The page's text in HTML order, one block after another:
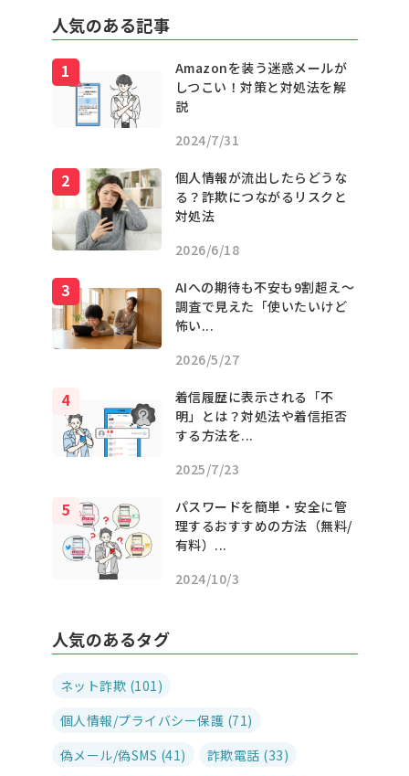
人気のある記事
Amazonを装う迷惑メールが
しつこい！対策と対処法を解
説
2024/7/31
個人情報が流出したらどうな
る？詐欺につながるリスクと
対処法
2026/6/18
AIへの期待も不安も9割超え〜
調査で見えた「使いたいけど
怖い...
2026/5/27
着信履歴に表示される「不
明」とは？対処法や着信拒否
する方法を...
2025/7/23
パスワードを簡単・安全に管
理するおすすめの方法（無料/
有料）...
2024/10/3
人気のあるタグ
ネット詐欺 (101)
個人情報/プライバシー保護 (71)
偽メール/偽SMS (41)
詐欺電話 (33)